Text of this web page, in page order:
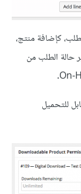
كإضافة منتج،
حالة الطلب من
للتحميل